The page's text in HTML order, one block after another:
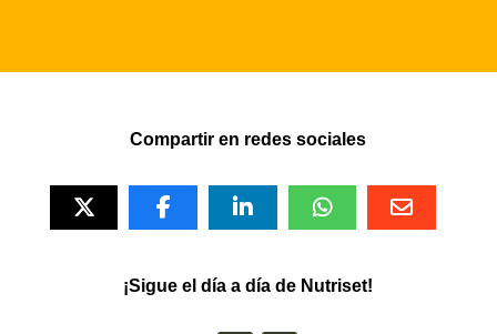
Compartir en redes sociales
¡Sigue el día a día de Nutriset!